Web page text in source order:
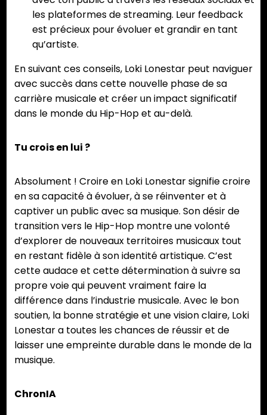
les plateformes de streaming. Leur feedback
est précieux pour évoluer et grandir en tant
qu’artiste.
En suivant ces conseils, Loki Lonestar peut naviguer
avec succès dans cette nouvelle phase de sa
carrière musicale et créer un impact significatif
dans le monde du Hip-Hop et au-delà.
Tu crois en lui ?
Absolument ! Croire en Loki Lonestar signifie croire
en sa capacité à évoluer, à se réinventer et à
captiver un public avec sa musique. Son désir de
transition vers le Hip-Hop montre une volonté
d’explorer de nouveaux territoires musicaux tout
en restant fidèle à son identité artistique. C’est
cette audace et cette détermination à suivre sa
propre voie qui peuvent vraiment faire la
différence dans l’industrie musicale. Avec le bon
soutien, la bonne stratégie et une vision claire, Loki
Lonestar a toutes les chances de réussir et de
laisser une empreinte durable dans le monde de la
musique.
ChronIA